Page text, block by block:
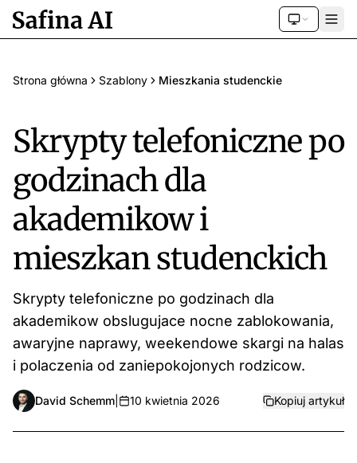
Strona główna Szablony Mieszkania studenckie
Skrypty telefoniczne po
godzinach dla
akademikow i
mieszkan studenckich
Skrypty telefoniczne po godzinach dla
akademikow obslugujace nocne zablokowania,
awaryjne naprawy, weekendowe skargi na halas
i polaczenia od zaniepokojonych rodzicow.
David Schemm 10 kwietnia 2026 Kopiuj artykuł